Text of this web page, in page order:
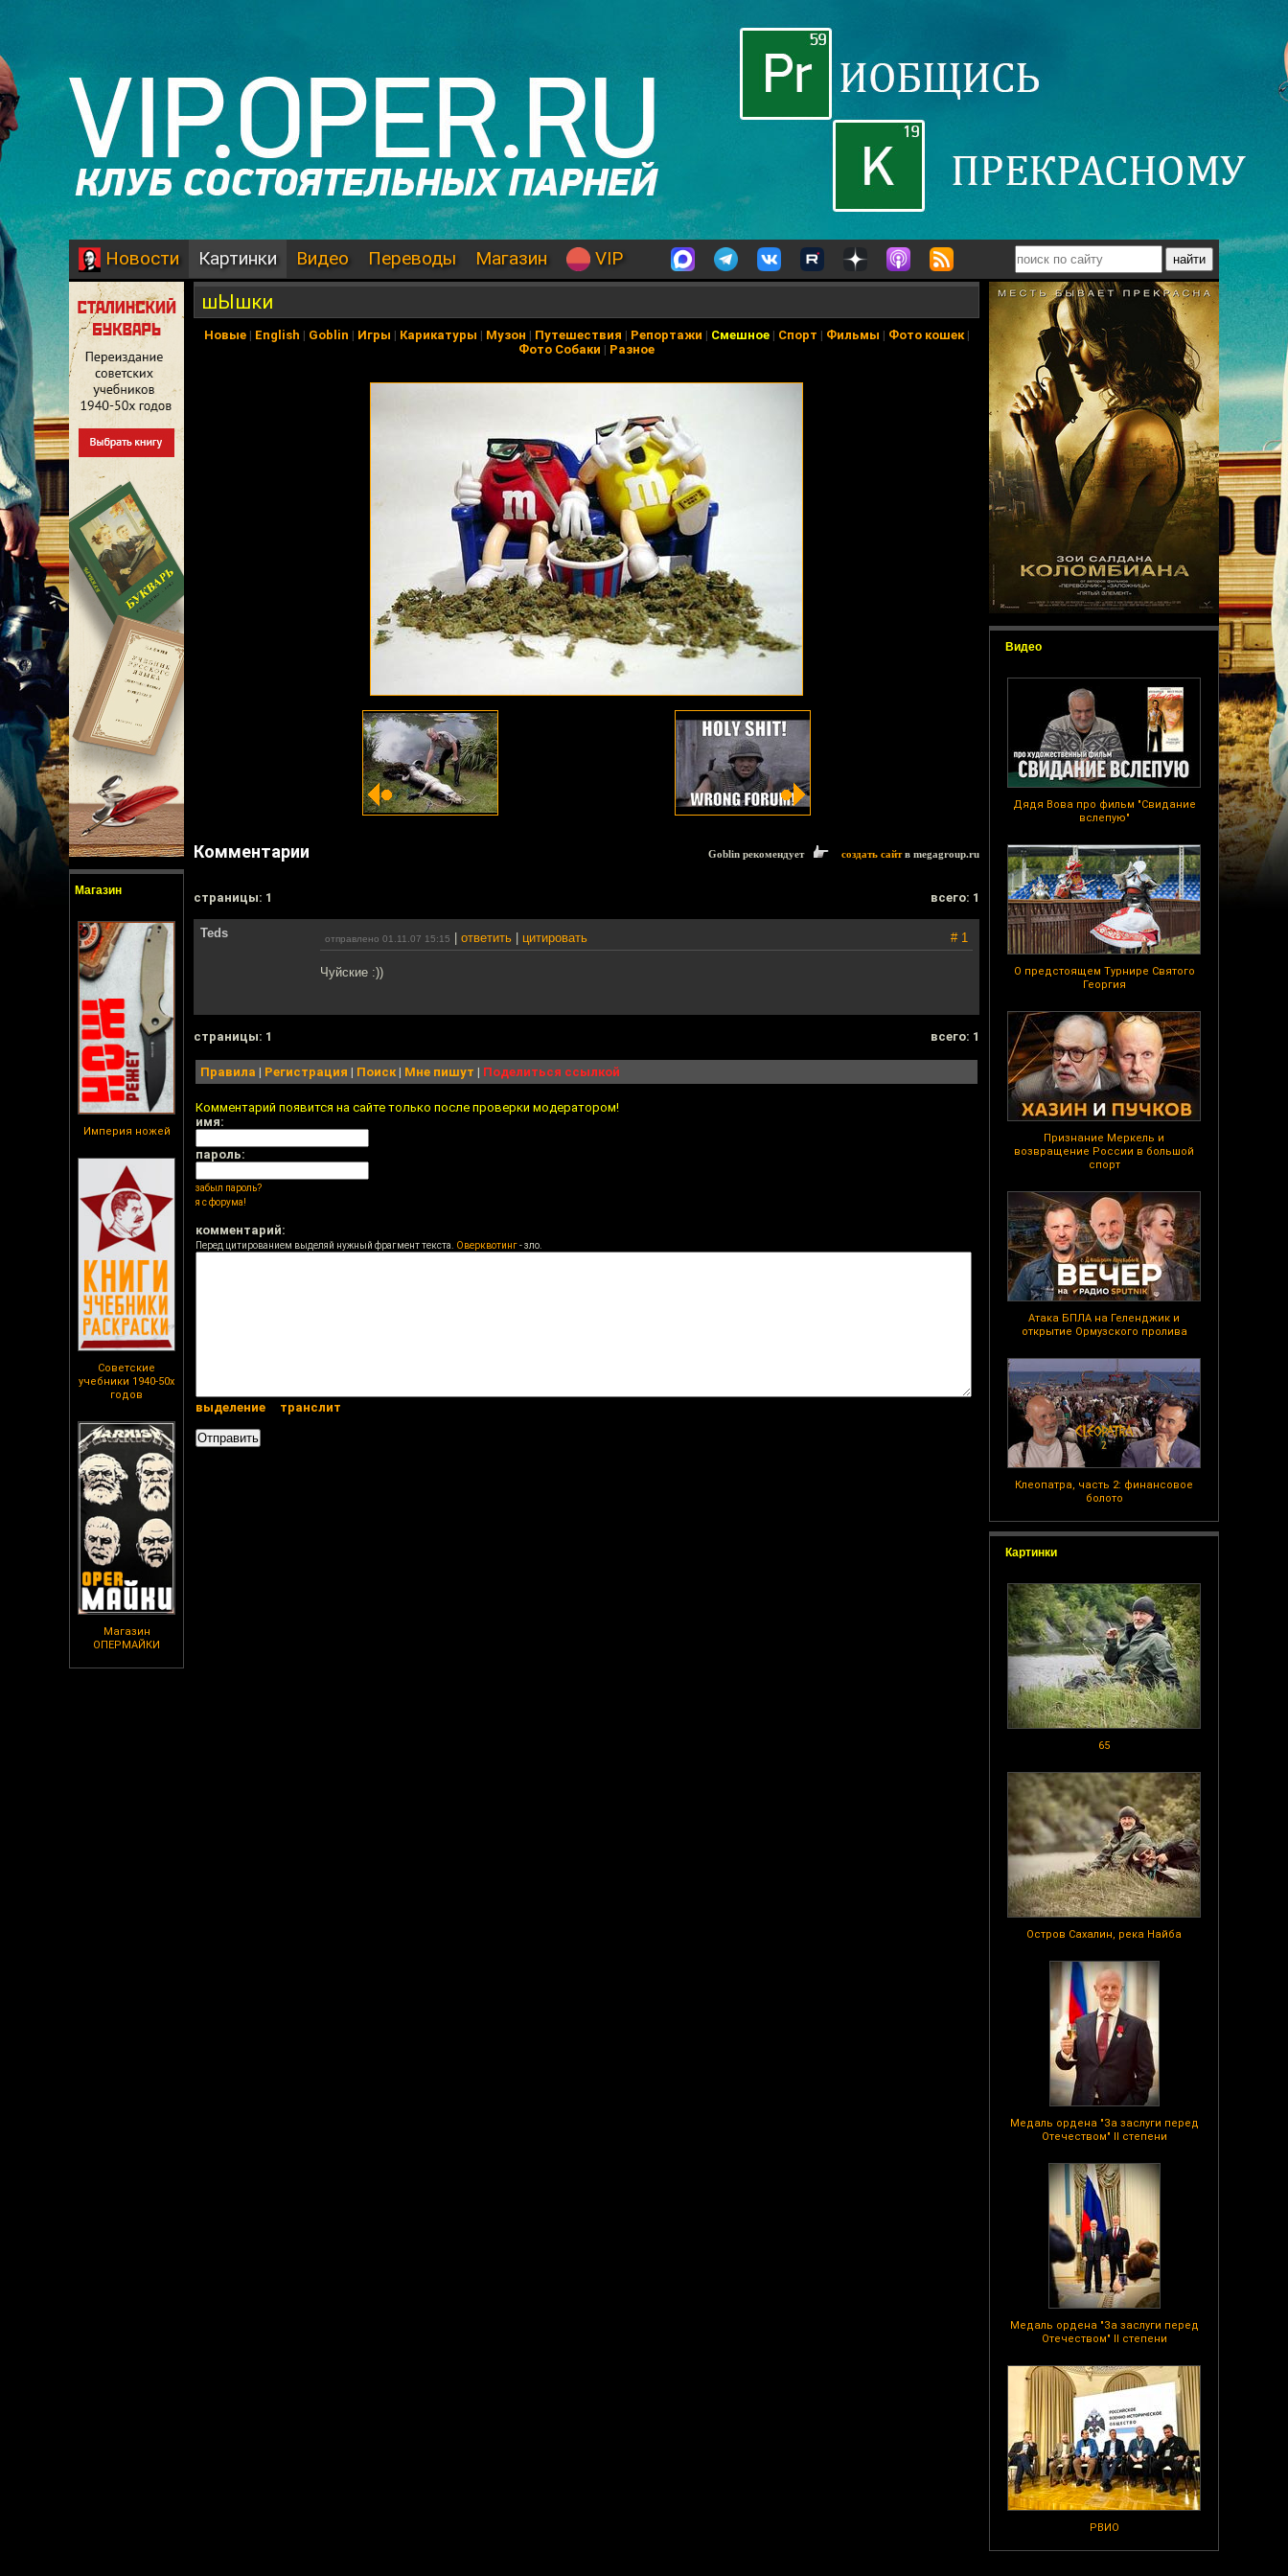
Новости Картинки Видео Переводы Магазин VIP
Магазин
Империя ножей
Советские
учебники 1940-50х
годов
Магазин
ОПЕРМАЙКИ
Видео
Дядя Вова про фильм "Свидание
вслепую"
О предстоящем Турнире Святого
Георгия
Признание Меркель и
возвращение России в большой
спорт
Атака БПЛА на Геленджик и
открытие Ормузского пролива
Клеопатра, часть 2: финансовое
болото
Картинки
65
Остров Сахалин, река Найба
Медаль ордена "За заслуги перед
Отечеством" II степени
Медаль ордена "За заслуги перед
Отечеством" II степени
РВИО
шЫшки
Новые| English | Goblin | Игры | Карикатуры | Музон | Путешествия | Репортажи | Смешное| Спорт | Фильмы | Фото кошек|
Фото Собаки | Разное
Комментарии Goblin рекомендует создать сайтв megagroup.ru
cтраницы: 1 всего: 1
Teds отправлено 01.11.07 15:15 ответить цитировать # 1
Чуйские :))
cтраницы: 1 всего: 1
Правила | Регистрация | Поиск| Мне пишут | Поделиться ссылкой
Комментарий появится на сайте только после проверки модератором!
имя:
пароль:
забыл пароль?
я с форума!
комментарий:
Перед цитированием выделяй нужный фрагмент текста. Оверквотинг- зло.
выделение транслит